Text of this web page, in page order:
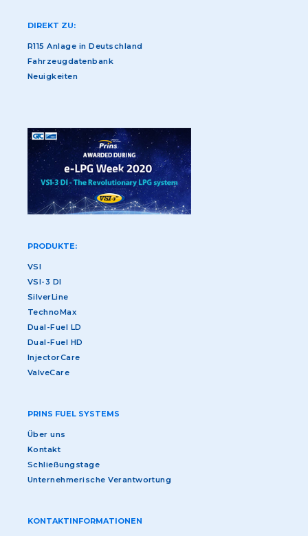
DIREKT ZU:
R115 Anlage in Deutschland
Fahrzeugdatenbank
Neuigkeiten
PRODUKTE:
VSI
VSI-3 DI
SilverLine
TechnoMax
Dual-Fuel LD
Dual-Fuel HD
InjectorCare
ValveCare
PRINS FUEL SYSTEMS
Über uns
Kontakt
Schließungstage
Unternehmerische Verantwortung
KONTAKTINFORMATIONEN